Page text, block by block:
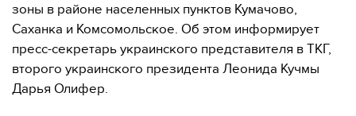
зоны в районе населенных пунктов Кумачово,
Саханка и Комсомольское. Об этом информирует
пресс-секретарь украинского представителя в ТКГ,
второго украинского президента Леонида Кучмы
Дарья Олифер.